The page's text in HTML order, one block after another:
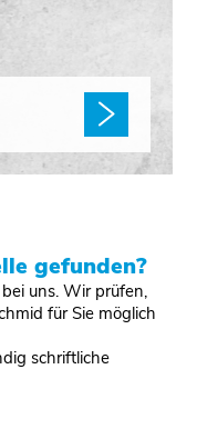
gefunden?
uns. Wir prüfen,
für Sie möglich
schriftliche